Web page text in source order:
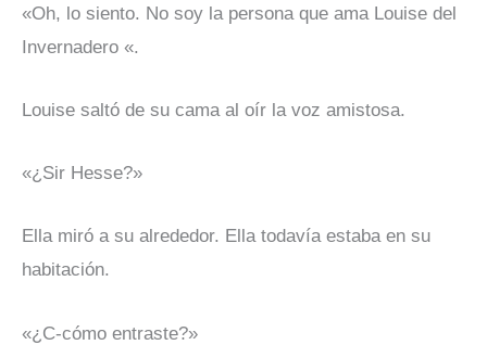
«Oh, lo siento. No soy la persona que ama Louise del
Invernadero «.
Louise saltó de su cama al oír la voz amistosa.
«¿Sir Hesse?»
Ella miró a su alrededor. Ella todavía estaba en su
habitación.
«¿C-cómo entraste?»